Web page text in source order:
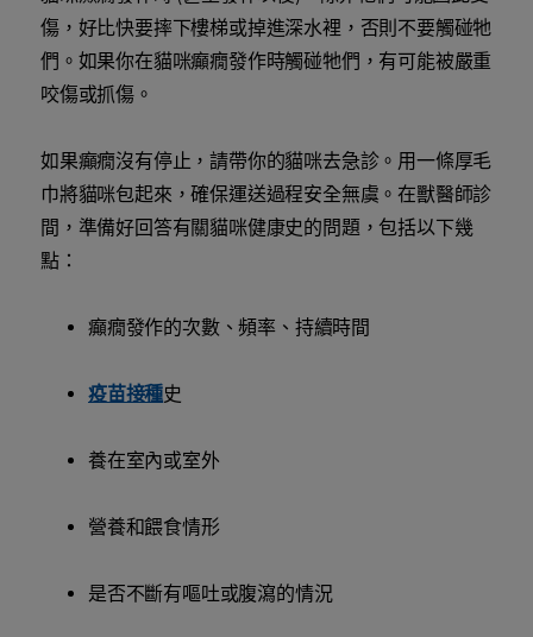
傷，好比快要摔下樓梯或掉進深水裡，否則不要觸碰牠
們。如果你在貓咪癲癇發作時觸碰牠們，有可能被嚴重
咬傷或抓傷。
如果癲癇沒有停止，請帶你的貓咪去急診。用一條厚毛
巾將貓咪包起來，確保運送過程安全無虞。在獸醫師診
間，準備好回答有關貓咪健康史的問題，包括以下幾
點：
癲癇發作的次數、頻率、持續時間
疫苗接種史
養在室內或室外
營養和餵食情形
是否不斷有嘔吐或腹瀉的情況